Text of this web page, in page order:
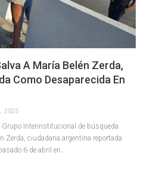
A María Belén Zerda,
Como Desaparecida En
2025
Interinstitucional de búsqueda
Zerda, ciudadana argentina reportada
6 de abril en…